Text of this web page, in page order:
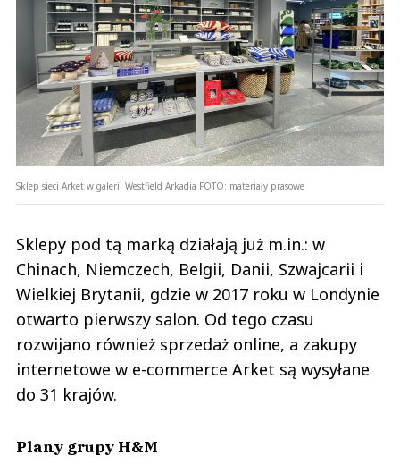
Sklep sieci Arket w galerii Westfield Arkadia FOTO: materiały prasowe
Sklepy pod tą marką działają już m.in.: w
Chinach, Niemczech, Belgii, Danii, Szwajcarii i
Wielkiej Brytanii, gdzie w 2017 roku w Londynie
otwarto pierwszy salon. Od tego czasu
rozwijano również sprzedaż online, a zakupy
internetowe w e-commerce Arket są wysyłane
do 31 krajów.
Plany grupy H&M